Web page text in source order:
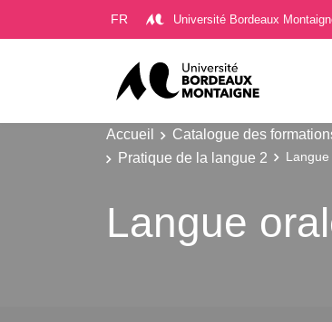
FR Université Bordeaux
Accueil Catalogue des
Pratique de la langue 2
Langue